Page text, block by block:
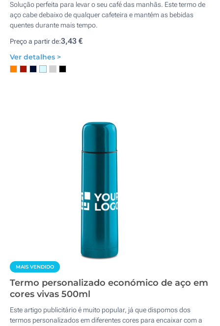
Solução perfeita para levar o seu café das manhãs. Este termo de
aço cabe debaixo de qualquer cafeteira e mantém as bebidas
quentes durante mais tempo.
Preço a partir de:3,43 €
Ver detalhes >
MAIS VENDIDO
Termo personalizado económico de aço em
cores vivas 500ml
Este artigo publicitário é muito popular, já que dispomos dos
termos personalizados em diferentes cores para encaixar com a